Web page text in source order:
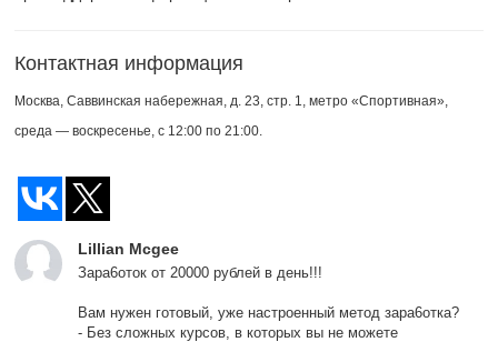
Контактная информация
Москва, Саввинская набережная, д. 23, стр. 1, метро «Спортивная»,
среда — воскресенье, с 12:00 по 21:00.
Lillian Mcgee
Зара6оток от 20000 рублей в день!!!
Вам нужен готовый, уже настроенный метод зара6отка?
- Без сложных курсов, в которых вы не можете